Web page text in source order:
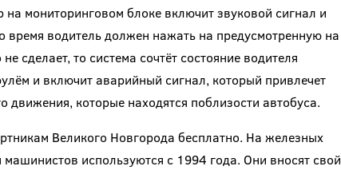
на мониторинговом блоке включит звуковой сигнал и
время водитель должен нажать на предусмотренную на
сделает, то система сочтёт состояние водителя
и включит аварийный сигнал, который привлечет
движения, которые находятся поблизости автобуса.
Великого Новгорода бесплатно. На железных
используются с 1994 года. Они вносят свой